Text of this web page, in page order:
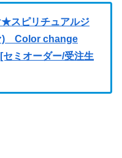
★スピリチュアルジ
) Color change
ミオーダー/受注生